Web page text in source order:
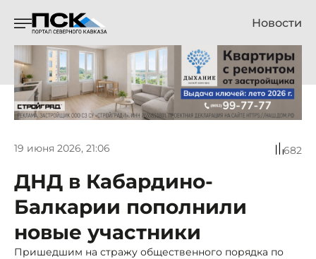
Новости
19 июня 2026, 21:06 682
ДНД в Кабардино-
Балкарии пополнили
новые участники
Пришедшим на стражу общественного порядка по